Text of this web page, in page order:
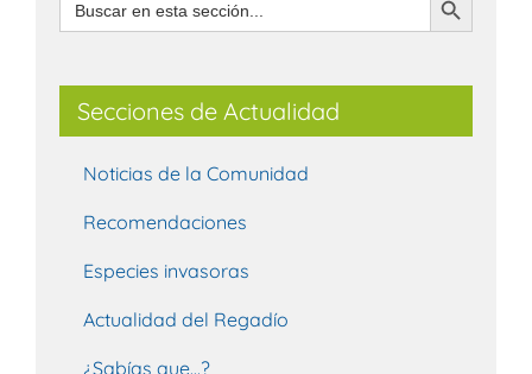
Secciones de Actualidad
Noticias de la Comunidad
Recomendaciones
Especies invasoras
Actualidad del Regadío
¿Sabías que…?